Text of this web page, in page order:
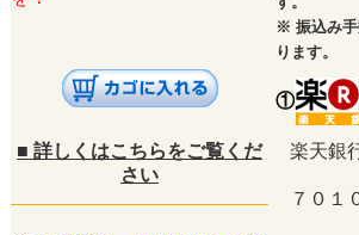
※ 振込み
ります。
①
■ 詳しくはこちらをご覧くだ
さい
楽天銀
７０１